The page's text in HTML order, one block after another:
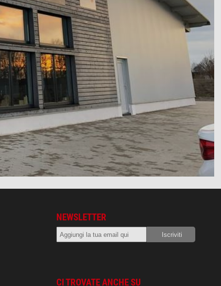
NEWSLETTER
CI TROVATE ANCHE SU